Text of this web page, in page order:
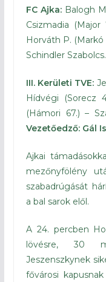
FC Ajka:Balogh
Csizmadia (Major
Horváth P.
Schindler Szabolcs.
III. Kerületi TVE:
Hídvégi (Sorecz
(Hámori 67.) –
Vezetőedző: Gál
Ajkai
mezőnyfölény
szabadrúgását
a bal sarok elől.
A 24. percben
lövésre, 30
Jeszenszkynek
fővárosi